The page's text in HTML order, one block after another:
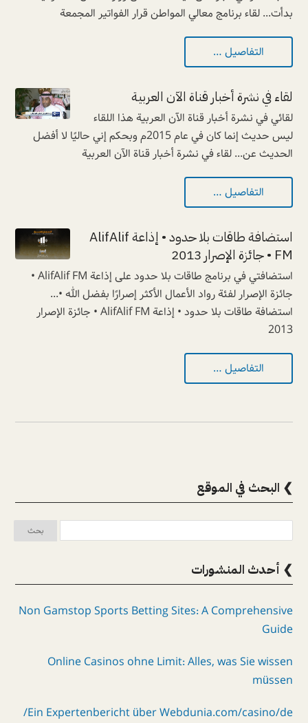
بدأت... لقاء برنامج معالي المواطن قرار الفواتير المجمعة
التفاصيل …
لقاء في نشرة أخبار قناة الآن العربية
لقائي في نشرة أخبار قناة الآن العربية هذا اللقاء
ليس حديث إنما كان في عام 2015م وبحكم إني حاليًا لا أفضل
الحديث عن... لقاء في نشرة أخبار قناة الآن العربية
التفاصيل …
استضافة طاقات بلا حدود • إذاعة AlifAlif
FM • جائزة الإصرار 2013
استضافتي في برنامج طاقات بلا حدود على إذاعة AlifAlif FM •
جائزة الإصرار لفئة رواد الأعمال الأكثر إصرارًا بفضل الله •...
استضافة طاقات بلا حدود • إذاعة AlifAlif FM • جائزة الإصرار
2013
التفاصيل …
❯ البحث في الموقع
❯ أحدث المنشورات
Non Gamstop Sports Betting Sites: A Comprehensive
Guide
Online Casinos ohne Limit: Alles, was Sie wissen
müssen
Ein Expertenbericht über Webdunia.com/casino/de/